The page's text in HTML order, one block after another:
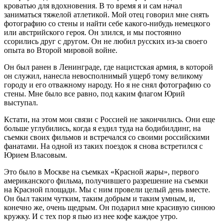
кроватью для вдохновения. В то время я и сам начал
заниматься тяжелой атлетикой. Мой отец говорил мне снять
фотографию со стены и найти себе какого-нибудь немецкого
или австрийского героя. Он злился, и мы постоянно
ссорились друг с другом. Он не любил русских из-за своего
опыта во Второй мировой войне.
Он был ранен в Ленинграде, где нацистская армия, в которой
он служил, нанесла невосполнимый ущерб тому великому
городу и его отважному народу. Но я не снял фотографию со
стены. Мне было все равно, под каким флагом Юрий
выступал.
Кстати, на этом мои связи с Россией не закончились. Они еще
больше углубились, когда я ездил туда на бодибилдинг, на
съемки своих фильмов и встречался со своими российскими
фанатами. На одной из таких поездок я снова встретился с
Юрием Власовым.
Это было в Москве на съемках «Красной жары», первого
американского фильма, получившего разрешение на съемки
на Красной площади. Мы с ним провели целый день вместе.
Он был таким чутким, таким добрым и таким умным, и,
конечно же, очень щедрым. Он подарил мне красивую синюю
кружку. И с тех пор я пью из нее кофе каждое утро.